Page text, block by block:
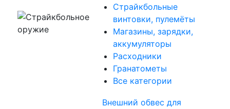
Страйкбольные
винтовки, пулемёты
Магазины, зарядки,
аккумуляторы
Расходники
Гранатометы
Все категории
Внешний обвес для